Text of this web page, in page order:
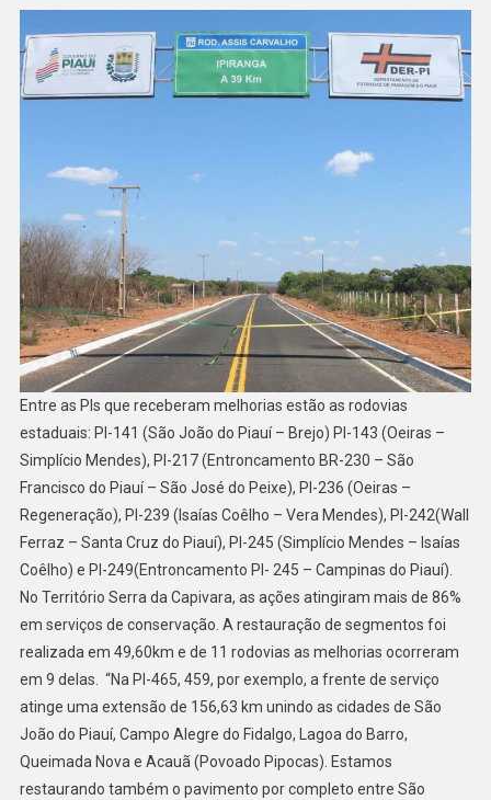
Entre as PIs que receberam melhorias estão as rodovias
estaduais: PI-141 (São João do Piauí – Brejo) PI-143 (Oeiras –
Simplício Mendes), PI-217 (Entroncamento BR-230 – São
Francisco do Piauí – São José do Peixe), PI-236 (Oeiras –
Regeneração), PI-239 (Isaías Coêlho – Vera Mendes), PI-242(Wall
Ferraz – Santa Cruz do Piauí), PI-245 (Simplício Mendes – Isaías
Coêlho) e PI-249(Entroncamento PI- 245 – Campinas do Piauí).
No Território Serra da Capivara, as ações atingiram mais de 86%
em serviços de conservação. A restauração de segmentos foi
realizada em 49,60km e de 11 rodovias as melhorias ocorreram
em 9 delas. “Na PI-465, 459, por exemplo, a frente de serviço
atinge uma extensão de 156,63 km unindo as cidades de São
João do Piauí, Campo Alegre do Fidalgo, Lagoa do Barro,
Queimada Nova e Acauã (Povoado Pipocas). Estamos
restaurando também o pavimento por completo entre São